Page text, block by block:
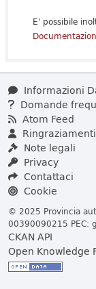
E' possibile
Informazioni
Domande
Atom Feed
Ringraziamenti
Note legali
Privacy
Contattaci
Cookie
© 2025 Provincia
00390090215 PEC:
CKAN API
Open Knowledge